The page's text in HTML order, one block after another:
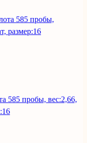
585 пробы, вес:2,66,